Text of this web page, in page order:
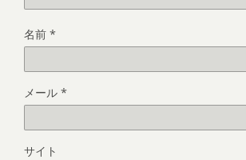
名前 *
メール *
サイト